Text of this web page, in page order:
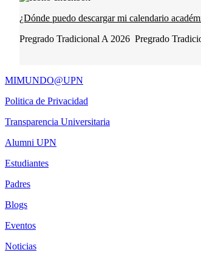
¿Dónde puedo descargar mi calendario
Pregrado Tradicional A 2026 Pregrado
MIMUNDO@UPN
Politica de Privacidad
Transparencia Universitaria
Alumni UPN
Estudiantes
Padres
Blogs
Eventos
Noticias